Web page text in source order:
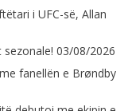
i UFC-së, Allan
03/08/2026
fanellën e Brøndby